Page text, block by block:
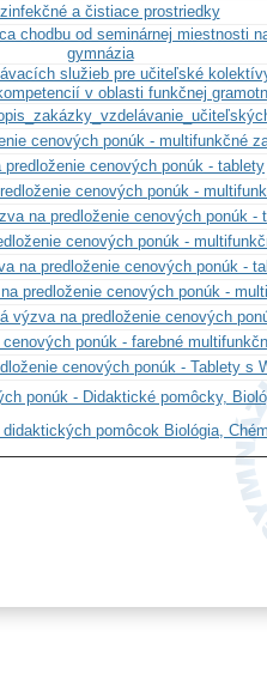
a čistiace prostriedky
chodbu od seminárnej miestnosti
gymnázia
služieb pre učiteľské
v oblasti funkčnej
cenových ponúk - multifunkčné
predloženie cenových ponúk - tablety
cenových ponúk -
na predloženie cenových ponúk -
cenových ponúk -
na predloženie cenových ponúk -
predloženie cenových ponúk -
výzva na predloženie cenových
ponúk - farebné
cenových ponúk - Tablety s
ponúk - Didaktické pomôcky,
pomôcok Biológia,